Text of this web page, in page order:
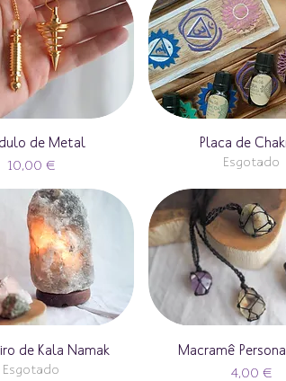
de Metal
Preço
10,00 €
Placa de
Esgotado
de Kala Namak
Esgotado
Macramê
Preço
4,00 €